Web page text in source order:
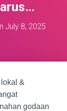
July 8, 2025
&
godaan